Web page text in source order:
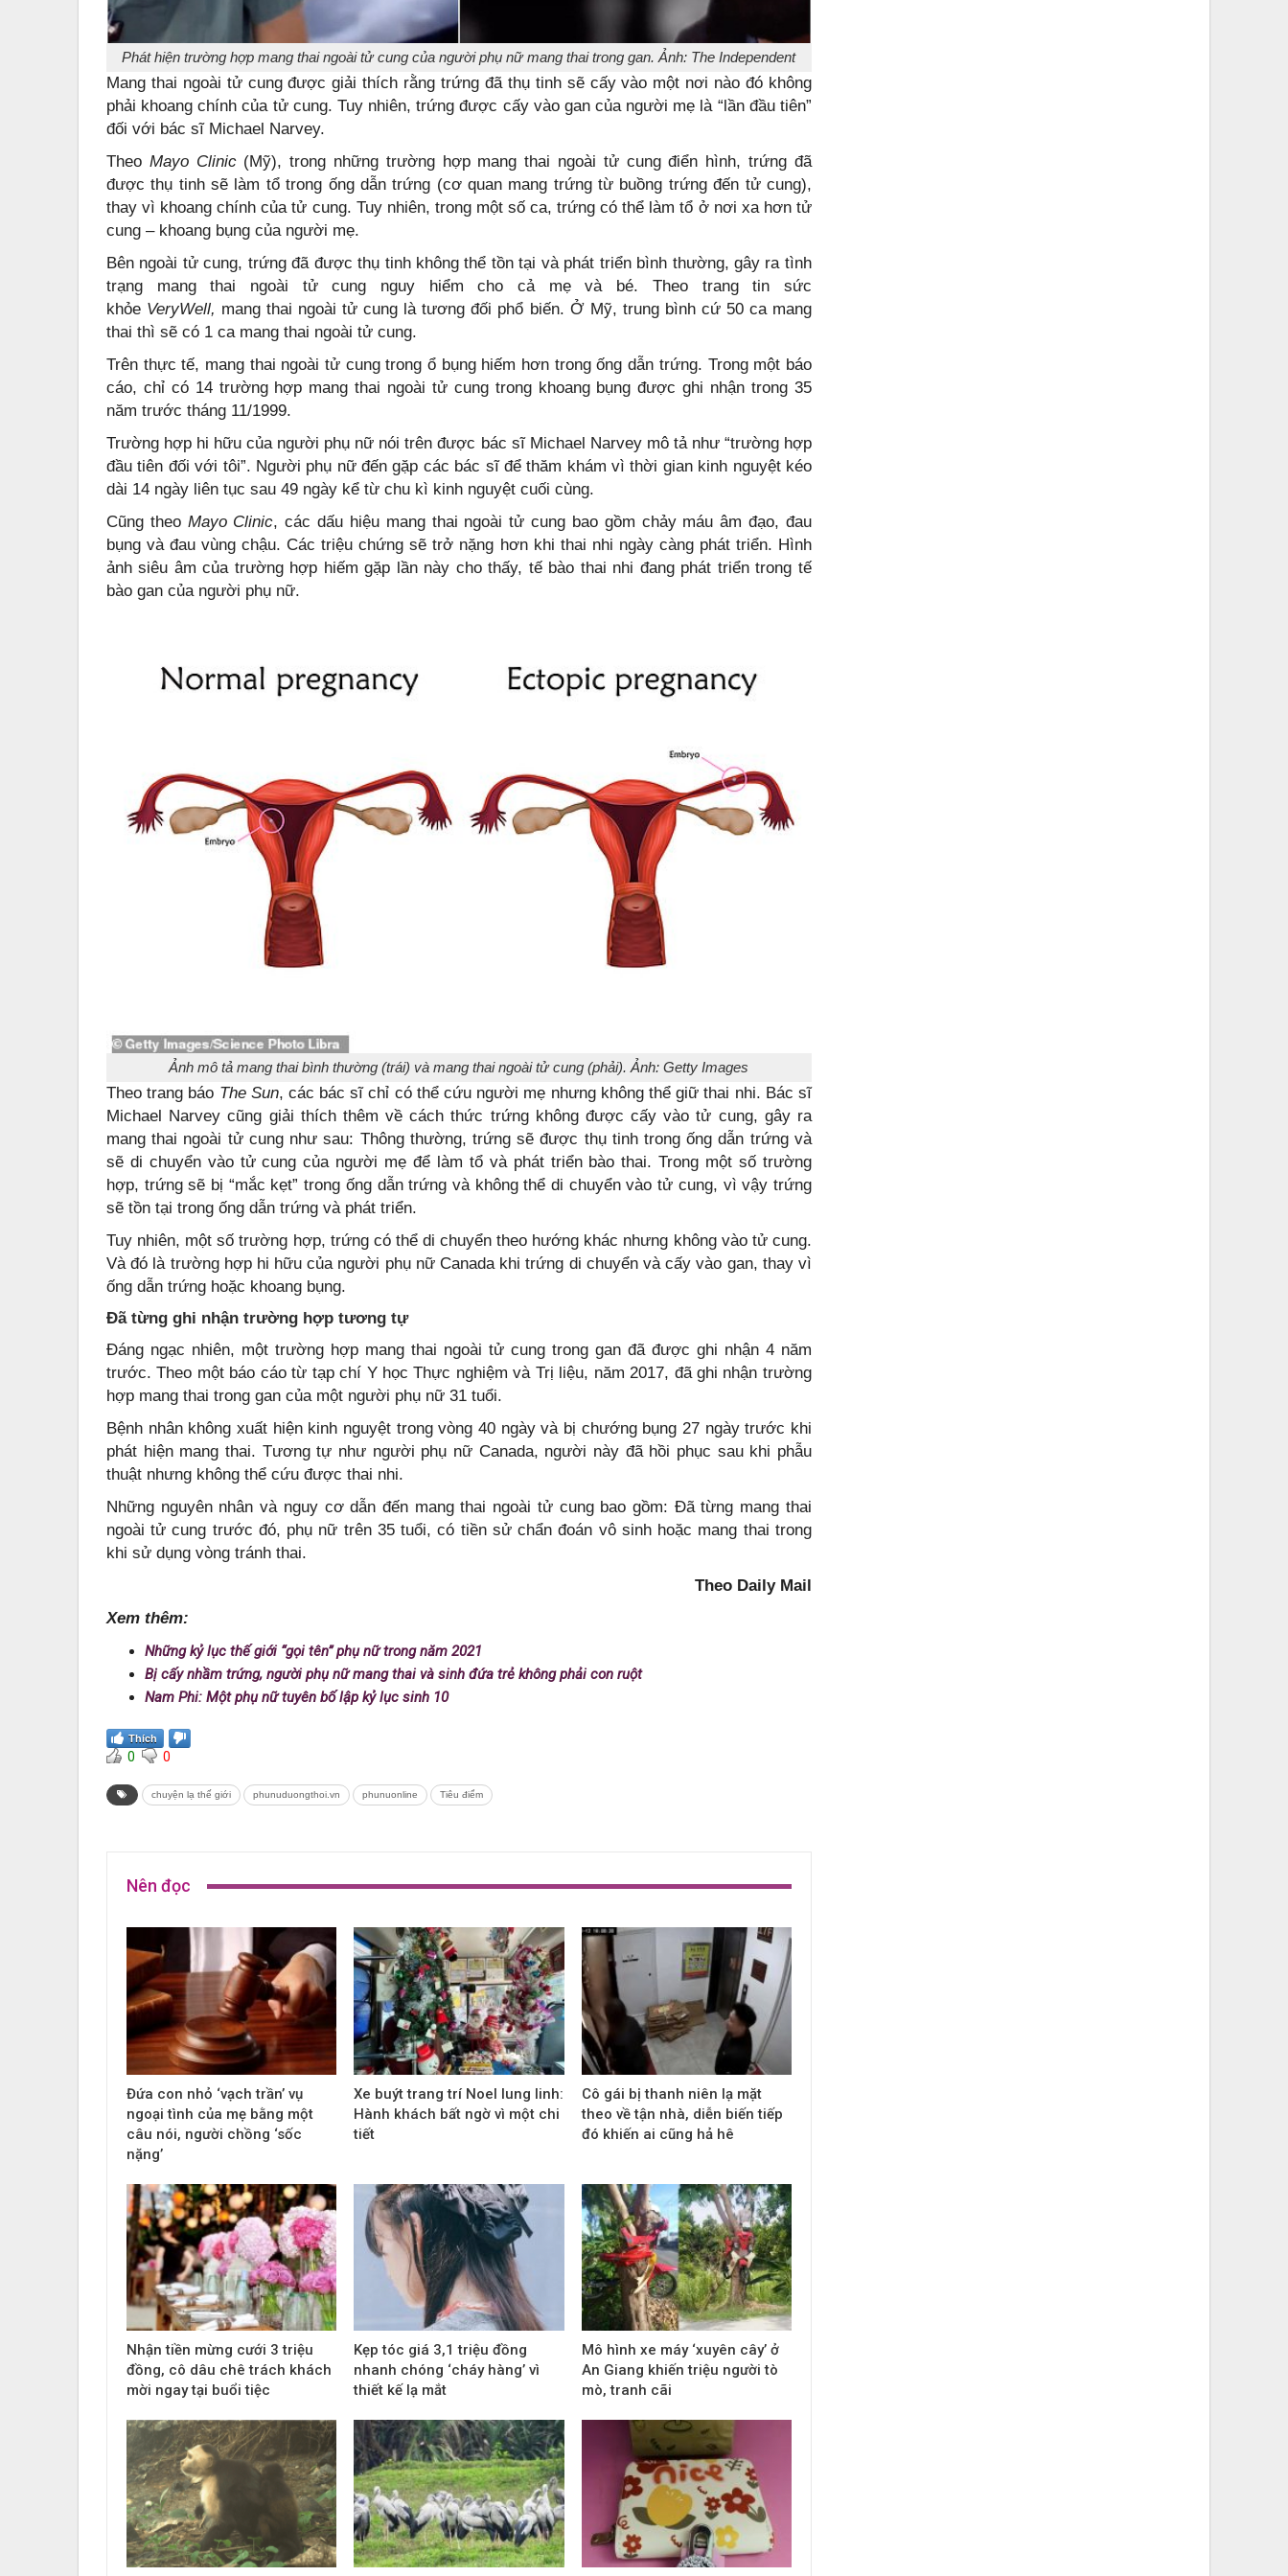
Phát hiện trường hợp mang thai ngoài tử cung của người phụ nữ mang thai trong gan. Ảnh: The Independent
Mang thai ngoài tử cung được giải thích rằng trứng đã thụ tinh sẽ cấy vào một nơi nào đó không
phải khoang chính của tử cung. Tuy nhiên, trứng được cấy vào gan của người mẹ là “lần đầu tiên”
đối với bác sĩ Michael Narvey.
Theo Mayo Clinic(Mỹ), trong những trường hợp mang thai ngoài tử cung điển hình, trứng đã
được thụ tinh sẽ làm tổ trong ống dẫn trứng (cơ quan mang trứng từ buồng trứng đến tử cung),
thay vì khoang chính của tử cung. Tuy nhiên, trong một số ca, trứng có thể làm tổ ở nơi xa hơn tử
cung – khoang bụng của người mẹ.
Bên ngoài tử cung, trứng đã được thụ tinh không thể tồn tại và phát triển bình thường, gây ra tình
trạng mang thai ngoài tử cung nguy hiểm cho cả mẹ và bé. Theo trang tin sức
khỏe VeryWell, mang thai ngoài tử cung là tương đối phổ biến. Ở Mỹ, trung bình cứ 50 ca mang
thai thì sẽ có 1 ca mang thai ngoài tử cung.
Trên thực tế, mang thai ngoài tử cung trong ổ bụng hiếm hơn trong ống dẫn trứng. Trong một báo
cáo, chỉ có 14 trường hợp mang thai ngoài tử cung trong khoang bụng được ghi nhận trong 35
năm trước tháng 11/1999.
Trường hợp hi hữu của người phụ nữ nói trên được bác sĩ Michael Narvey mô tả như “trường hợp
đầu tiên đối với tôi”. Người phụ nữ đến gặp các bác sĩ để thăm khám vì thời gian kinh nguyệt kéo
dài 14 ngày liên tục sau 49 ngày kể từ chu kì kinh nguyệt cuối cùng.
Cũng theo Mayo Clinic, các dấu hiệu mang thai ngoài tử cung bao gồm chảy máu âm đạo, đau
bụng và đau vùng chậu. Các triệu chứng sẽ trở nặng hơn khi thai nhi ngày càng phát triển. Hình
ảnh siêu âm của trường hợp hiếm gặp lần này cho thấy, tế bào thai nhi đang phát triển trong tế
bào gan của người phụ nữ.
Ảnh mô tả mang thai bình thường (trái) và mang thai ngoài tử cung (phải). Ảnh: Getty Images
Theo trang báo The Sun, các bác sĩ chỉ có thể cứu người mẹ nhưng không thể giữ thai nhi. Bác sĩ
Michael Narvey cũng giải thích thêm về cách thức trứng không được cấy vào tử cung, gây ra
mang thai ngoài tử cung như sau: Thông thường, trứng sẽ được thụ tinh trong ống dẫn trứng và
sẽ di chuyển vào tử cung của người mẹ để làm tổ và phát triển bào thai. Trong một số trường
hợp, trứng sẽ bị “mắc kẹt” trong ống dẫn trứng và không thể di chuyển vào tử cung, vì vậy trứng
sẽ tồn tại trong ống dẫn trứng và phát triển.
Tuy nhiên, một số trường hợp, trứng có thể di chuyển theo hướng khác nhưng không vào tử cung.
Và đó là trường hợp hi hữu của người phụ nữ Canada khi trứng di chuyển và cấy vào gan, thay vì
ống dẫn trứng hoặc khoang bụng.
Đã từng ghi nhận trường hợp tương tự
Đáng ngạc nhiên, một trường hợp mang thai ngoài tử cung trong gan đã được ghi nhận 4 năm
trước. Theo một báo cáo từ tạp chí Y học Thực nghiệm và Trị liệu, năm 2017, đã ghi nhận trường
hợp mang thai trong gan của một người phụ nữ 31 tuổi.
Bệnh nhân không xuất hiện kinh nguyệt trong vòng 40 ngày và bị chướng bụng 27 ngày trước khi
phát hiện mang thai. Tương tự như người phụ nữ Canada, người này đã hồi phục sau khi phẫu
thuật nhưng không thể cứu được thai nhi.
Những nguyên nhân và nguy cơ dẫn đến mang thai ngoài tử cung bao gồm: Đã từng mang thai
ngoài tử cung trước đó, phụ nữ trên 35 tuổi, có tiền sử chẩn đoán vô sinh hoặc mang thai trong
khi sử dụng vòng tránh thai.
Theo Daily Mail
Xem thêm:
Những kỷ lục thế giới “gọi tên” phụ nữ trong năm 2021
Bị cấy nhầm trứng, người phụ nữ mang thai và sinh đứa trẻ không phải con ruột
Nam Phi: Một phụ nữ tuyên bố lập kỷ lục sinh 10
Thích
0 0
chuyện lạ thế giới phunuduongthoi.vn phunuonline Tiêu điểm
Nên đọc
Đứa con nhỏ ‘vạch trần’ vụ
ngoại tình của mẹ bằng một
câu nói, người chồng ‘sốc
nặng’
Xe buýt trang trí Noel lung linh:
Hành khách bất ngờ vì một chi
tiết
Cô gái bị thanh niên lạ mặt
theo về tận nhà, diễn biến tiếp
đó khiến ai cũng hả hê
Nhận tiền mừng cưới 3 triệu
đồng, cô dâu chê trách khách
mời ngay tại buổi tiệc
Kẹp tóc giá 3,1 triệu đồng
nhanh chóng ‘cháy hàng’ vì
thiết kế lạ mắt
Mô hình xe máy ‘xuyên cây’ ở
An Giang khiến triệu người tò
mò, tranh cãi